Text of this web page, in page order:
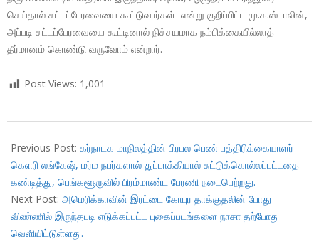
செய்தால் சட்டப்பேரவையை கூட்டுவார்கள் என்று குறிப்பிட்ட மு.க.ஸ்டாலின்,
அப்படி சட்டப்பேரவையை கூட்டினால் நிச்சயமாக நம்பிக்கையில்லாத்
தீர்மானம் கொண்டு வருவோம் என்றார்.
Post Views: 1,001
09-
13
Previous Post: கர்நாடக மாநிலத்தின் பிரபல பெண் பத்திரிக்கையாளர்
கெளரி லங்கேஷ், மர்ம நபர்களால் துப்பாக்கியால் சுட்டுக்கொல்லப்பட்டதை
கண்டித்து, பெங்களூருவில் பிரம்மாண்ட பேரணி நடைபெற்றது.
Next Post: அமெரிக்காவின் இரட்டை கோபுர தாக்குதலின் போது
விண்ணில் இருந்தபடி எடுக்கப்பட்ட புகைப்படங்களை நாசா தற்போது
வெளியிட்டுள்ளது.